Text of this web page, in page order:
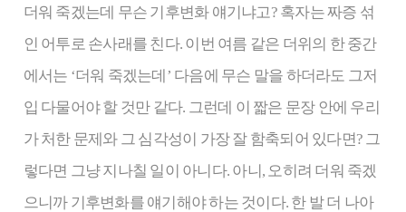
더워 죽겠는데 무슨 기후변화 얘기냐고? 혹자는 짜증 섞
인 어투로 손사래를 친다. 이번 여름 같은 더위의 한 중간
에서는 ‘더워 죽겠는데’ 다음에 무슨 말을 하더라도 그저
입 다물어야 할 것만 같다. 그런데 이 짧은 문장 안에 우리
가 처한 문제와 그 심각성이 가장 잘 함축되어 있다면? 그
렇다면 그냥 지나칠 일이 아니다. 아니, 오히려 더워 죽겠
으니까 기후변화를 얘기해야 하는 것이다. 한 발 더 나아